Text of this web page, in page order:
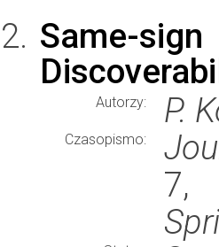
Same-
Autorzy: P.
Czasopismo:
7,